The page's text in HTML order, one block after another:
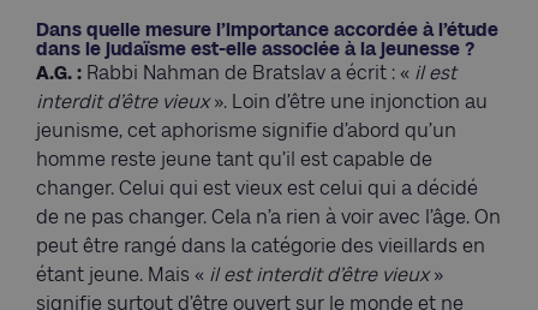
Dans quelle mesure l’importance accordée à l’étude
dans le judaïsme est-elle associée à la jeunesse ?
A.G. : Rabbi Nahman de Bratslav a écrit : « il est
interdit d’être vieux». Loin d’être une injonction au
jeunisme, cet aphorisme signifie d’abord qu’un
homme reste jeune tant qu’il est capable de
changer. Celui qui est vieux est celui qui a décidé
de ne pas changer. Cela n’a rien à voir avec l’âge. On
peut être rangé dans la catégorie des vieillards en
étant jeune. Mais « il est interdit d’être vieux»
signifie surtout d’être ouvert sur le monde et ne